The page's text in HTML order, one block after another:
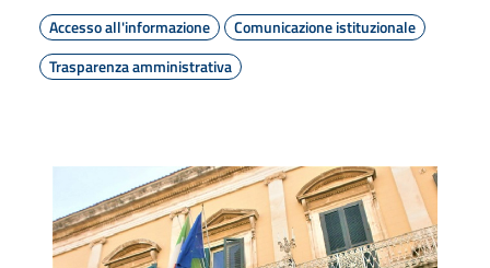
Accesso all'informazione
Comunicazione istituzionale
Trasparenza amministrativa